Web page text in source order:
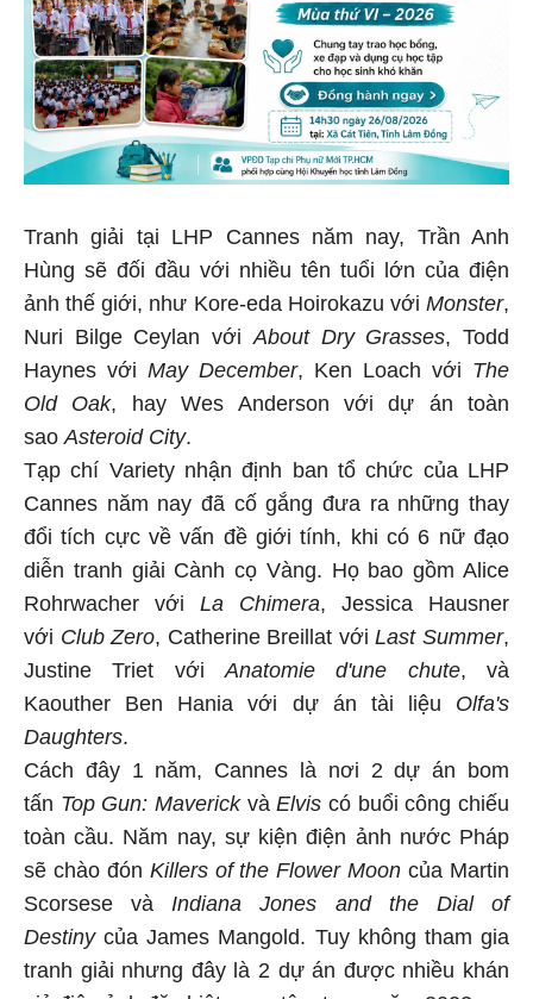
Tranh giải tại LHP Cannes năm nay, Trần Anh
Hùng sẽ đối đầu với nhiều tên tuổi lớn của điện
ảnh thế giới, như Kore-eda Hoirokazu với Monster,
Nuri Bilge Ceylan với About Dry Grasses , Todd
Haynes với May December, Ken Loach với The
Old Oak, hay Wes Anderson với dự án toàn
sao Asteroid City.
Tạp chí Variety nhận định ban tổ chức của LHP
Cannes năm nay đã cố gắng đưa ra những thay
đổi tích cực về vấn đề giới tính, khi có 6 nữ đạo
diễn tranh giải Cành cọ Vàng. Họ bao gồm Alice
Rohrwacher với La Chimera , Jessica Hausner
với Club Zero , Catherine Breillat với Last Summer,
Justine Triet với Anatomie d'une chute, và
Kaouther Ben Hania với dự án tài liệu Olfa's
Daughters
Cách đây 1 năm, Cannes là nơi 2 dự án bom
tấn Top Gun: Maverickvà Elvis có buổi công chiếu
toàn cầu. Năm nay, sự kiện điện ảnh nước Pháp
sẽ chào đón Killers of the Flower Moon của Martin
Scorsese và Indiana Jones and the Dial of
Destinycủa James Mangold. Tuy không tham gia
tranh giải nhưng đây là 2 dự án được nhiều khán